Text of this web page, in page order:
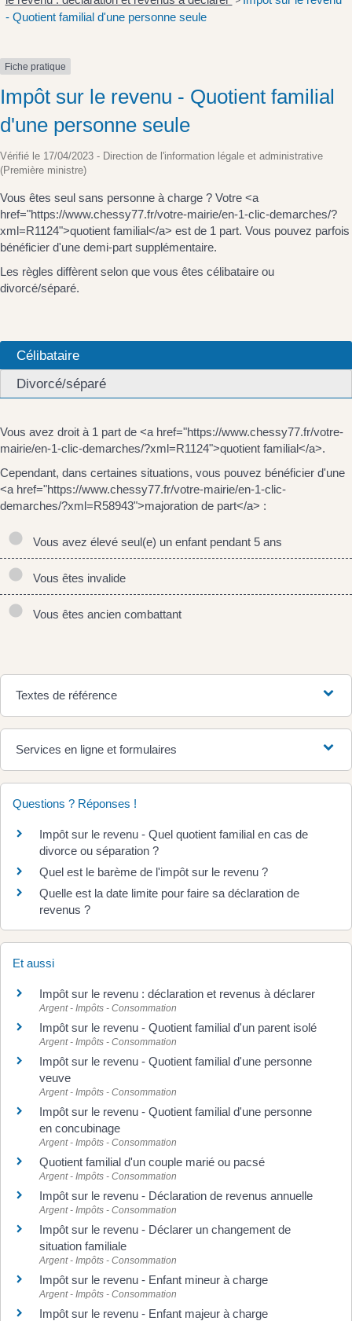
- Quotient familial d'une personne seule
Fiche pratique
Impôt sur le revenu - Quotient familial
d'une personne seule
Vérifié le 17/04/2023 - Direction de l'information légale et administrative
(Première ministre)
Vous êtes seul sans personne à charge ? Votre <a
href="https://www.chessy77.fr/votre-mairie/en-1-clic-demarches/?
xml=R1124">quotient familial</a> est de 1 part. Vous pouvez parfois
bénéficier d'une demi-part supplémentaire.
Les règles diffèrent selon que vous êtes célibataire ou
divorcé/séparé.
Célibataire
Divorcé/séparé
Vous avez droit à 1 part de <a href="https://www.chessy77.fr/votre-
mairie/en-1-clic-demarches/?xml=R1124">quotient familial</a>.
Cependant, dans certaines situations, vous pouvez bénéficier d'une
<a href="https://www.chessy77.fr/votre-mairie/en-1-clic-
demarches/?xml=R58943">majoration de part</a> :
Vous avez élevé seul(e) un enfant pendant 5 ans
Vous êtes invalide
Vous êtes ancien combattant
Textes de référence
Services en ligne et formulaires
Questions ? Réponses !
Impôt sur le revenu - Quel quotient familial en cas de
divorce ou séparation ?
Quel est le barème de l'impôt sur le revenu ?
Quelle est la date limite pour faire sa déclaration de
revenus ?
Et aussi
Impôt sur le revenu : déclaration et revenus à déclarer
Argent - Impôts - Consommation
Impôt sur le revenu - Quotient familial d'un parent isolé
Argent - Impôts - Consommation
Impôt sur le revenu - Quotient familial d'une personne
veuve
Argent - Impôts - Consommation
Impôt sur le revenu - Quotient familial d'une personne
en concubinage
Argent - Impôts - Consommation
Quotient familial d'un couple marié ou pacsé
Argent - Impôts - Consommation
Impôt sur le revenu - Déclaration de revenus annuelle
Argent - Impôts - Consommation
Impôt sur le revenu - Déclarer un changement de
situation familiale
Argent - Impôts - Consommation
Impôt sur le revenu - Enfant mineur à charge
Argent - Impôts - Consommation
Impôt sur le revenu - Enfant majeur à charge